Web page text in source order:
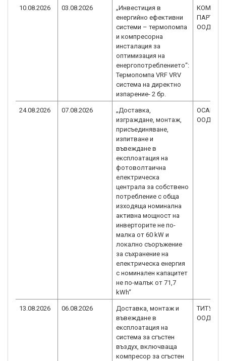
10.08.2026 03.08.2026
„Инвестиция в
енергийно ефективни
системи – термопомпа
и компресорна
инсталация за
оптимизация на
енергопотреблението“:
Термопомпа VRF VRV
система на директно
изпарение- 2 бр.
ООД
24.08.2026 07.08.2026
„Доставка,
изграждане, монтаж,
присъединяване,
изпитване и
въвеждане в
експлоатация на
фотоволтаична
електрическа
централа за собствено
потребление с обща
изходяща номинална
активна мощност на
инверторите не по-
малка от 60 kW и
локално съоръжение
за съхранение на
електрическа енергия
с номинален капацитет
не по-малък от 71,7
kWh“
ОСАНА -
ООД
13.08.2026 06.08.2026
Доставка, монтаж и
въвеждане в
експлоатация на
система за сгъстен
въздух, включваща
компресор за сгъстен
ТИТУС
ООД